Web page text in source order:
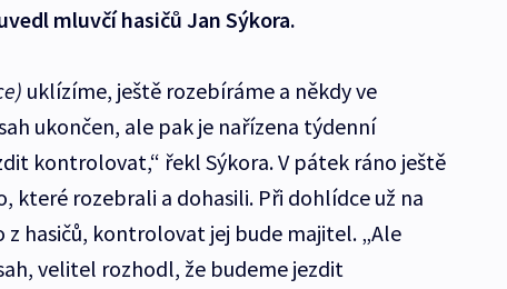
mluvčí hasičů Jan Sýkora.
uklízíme, ještě rozebíráme a někdy ve
ukončen, ale pak je nařízena týdenní
kontrolovat,“ řekl Sýkora. V pátek ráno ještě
které rozebrali a dohasili. Při dohlídce už na
hasičů, kontrolovat jej bude majitel. „Ale
velitel rozhodl, že budeme jezdit